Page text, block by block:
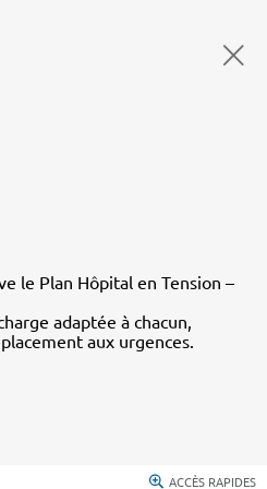
le Plan Hôpital en Tension –
adaptée à chacun,
aux urgences.
ACCÈS RAPIDES